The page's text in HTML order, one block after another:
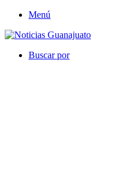
Menú
Buscar por